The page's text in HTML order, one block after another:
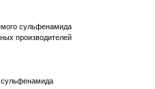
сульфенамида
производителей
сульфенамида